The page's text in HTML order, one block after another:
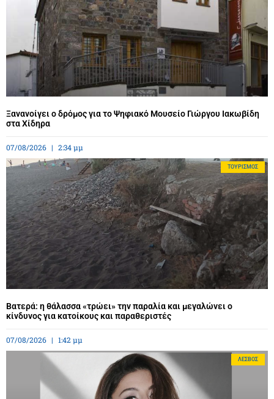
Ξανανοίγει ο δρόμος για το Ψηφιακό Μουσείο Γιώργου Ιακωβίδη
στα Χίδηρα
07/08/2026 2:34 μμ
ΤΟΥΡΙΣΜΌΣ
Βατερά: η θάλασσα «τρώει» την παραλία και μεγαλώνει ο
κίνδυνος για κατοίκους και παραθεριστές
07/08/2026 1:42 μμ
ΛΈΣΒΟΣ